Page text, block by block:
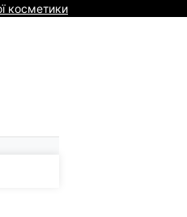
косметики